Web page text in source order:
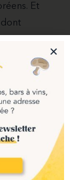
Et
dont
ou
de bois
en